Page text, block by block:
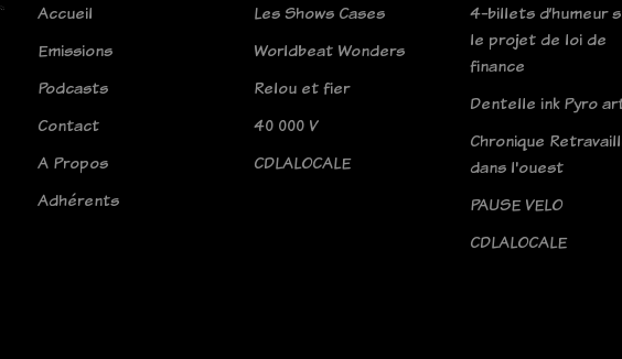
Accueil
Emissions
Podcasts
Contact
A Propos
Adhérents
Les Shows Cases
Worldbeat Wonders
Relou et fier
40 000 V
CDLALOCALE
4-billets d’humeur
le projet de loi de
finance
Dentelle ink Pyro
Chronique
dans l'ouest
PAUSE VELO
CDLALOCALE